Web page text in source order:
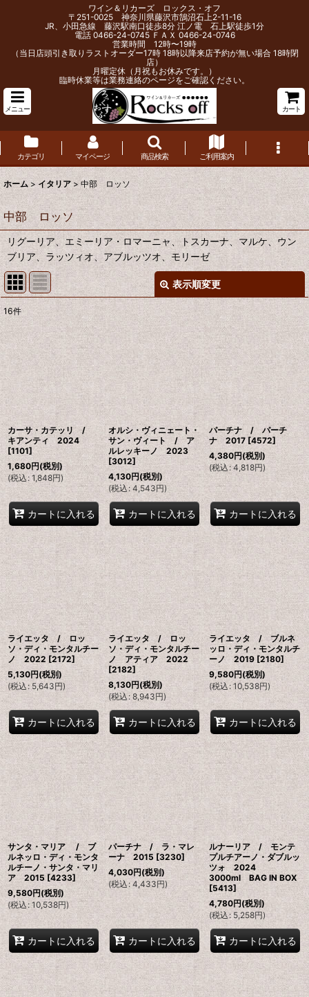
ワイン＆リカーズ ロックス・オフ
〒251-0025 神奈川県藤沢市鵠沼石上2-11-16
JR、小田急線 藤沢駅南口徒歩8分 江ノ電 石上駅徒歩1分
電話 0466-24-0745 ＦＡＸ 0466-24-0746
営業時間 12時〜19時
（当日店頭引き取りラストオーダー17時 18時以降来店予約が無い場合 18時閉
店）
月曜定休（月祝もお休みです。）
臨時休業等は業務連絡のページをご確認ください。
メニュー カート
カテゴリ マイページ 商品検索 ご利用案内
ホーム > イタリア > 中部 ロッソ
中部 ロッソ
リグーリア、エミーリア・ロマーニャ、トスカーナ、マルケ、ウン
ブリア、ラッツィオ、アブルッツオ、モリーゼ
表示順変更
表示数 :
並び順 :
絞り込む
16件
カーサ・カテッリ /
キアンティ 2024
[1101]
1,680円(税別)
(税込: 1,848円)
カートに入れる
オルシ・ヴィニェート・
サン・ヴィート / ア
ルレッキーノ 2023
[3012]
4,130円(税別)
(税込: 4,543円)
カートに入れる
パーチナ / パーチ
ナ 2017 [4572]
4,380円(税別)
(税込 : 4,818円)
カートに入れる
ライエッタ / ロッ
ソ・ディ・モンタルチー
ノ 2022 [2172]
5,130円(税別)
(税込: 5,643円)
カートに入れる
ライエッタ / ロッ
ソ・ディ・モンタルチー
ノ アティア 2022
[2182]
8,130円(税別)
(税込: 8,943円)
カートに入れる
ライエッタ / ブルネ
ッロ・ディ・モンタルチ
ーノ 2019 [2180]
9,580円(税別)
(税込 : 10,538円)
カートに入れる
サンタ・マリア / ブ
ルネッロ・ディ・モンタ
ルチーノ・サンタ・マリ
ア 2015 [4233]
9,580円(税別)
(税込: 10,538円)
カートに入れる
パーチナ / ラ・マレ
ーナ 2015 [3230]
4,030円(税別)
(税込 : 4,433円)
カートに入れる
ルナーリア / モンテ
プルチアーノ・ダブルッ
ツォ 2024
3000ml BAG IN BOX
[5413]
4,780円(税別)
(税込 : 5,258円)
カートに入れる